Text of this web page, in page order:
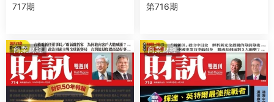
717期
第716期
商業财經 商業财經